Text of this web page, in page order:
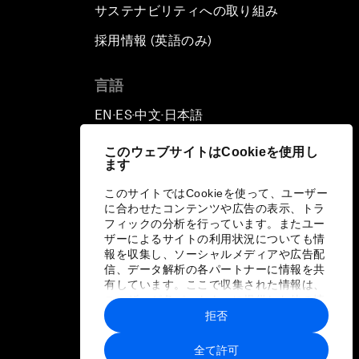
このウェブサイトはCookieを使用し
ます
このサイトではCookieを使って、ユーザー
に合わせたコンテンツや広告の表示、トラ
フィックの分析を行っています。またユー
ザーによるサイトの利用状況についても情
報を収集し、ソーシャルメディアや広告配
信、データ解析の各パートナーに情報を共
有しています。ここで収集された情報は、
ユーザーが各パートナーに提供した他の情
報や各パートナーのサービスを使用した際
に収集された情報と組み合わされ、各パー
トナーによって使用されることがありま
全て許可
拒否
サステナビリティへの取り組み
採用情報 (英語のみ)
言語
EN ▪ ES▪中文▪ 日本語